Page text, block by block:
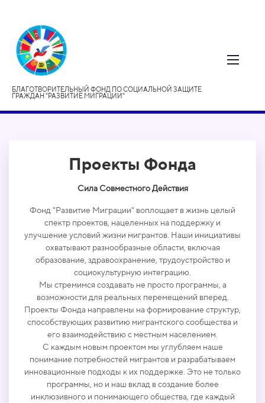
БЛАГОТВОРИТЕЛЬНЫЙ ФОНД ПО СОЦИАЛЬНОЙ ЗАЩИТЕ
ГРАЖДАН "РАЗВИТИЕ МИГРАЦИИ"
Проекты Фонда
Сила Совместного Действия
Фонд "Развитие Миграции" воплощает в жизнь целый
спектр проектов, нацеленных на поддержку и
улучшение условий жизни мигрантов. Наши инициативы
охватывают разнообразные области, включая
образование, здравоохранение, трудоустройство и
социокультурную интеграцию.
Мы стремимся создавать не просто программы, а
возможности для реальных перемещений вперед.
Проекты Фонда направлены на формирование структур,
способствующих развитию мигрантского сообщества и
его взаимодействию с местным населением.
С каждым новым проектом мы углубляем наше
понимание потребностей мигрантов и разрабатываем
инновационные подходы к их поддержке. Это не только
программы, но и наш вклад в создание более
инклюзивного и понимающего общества, где каждый